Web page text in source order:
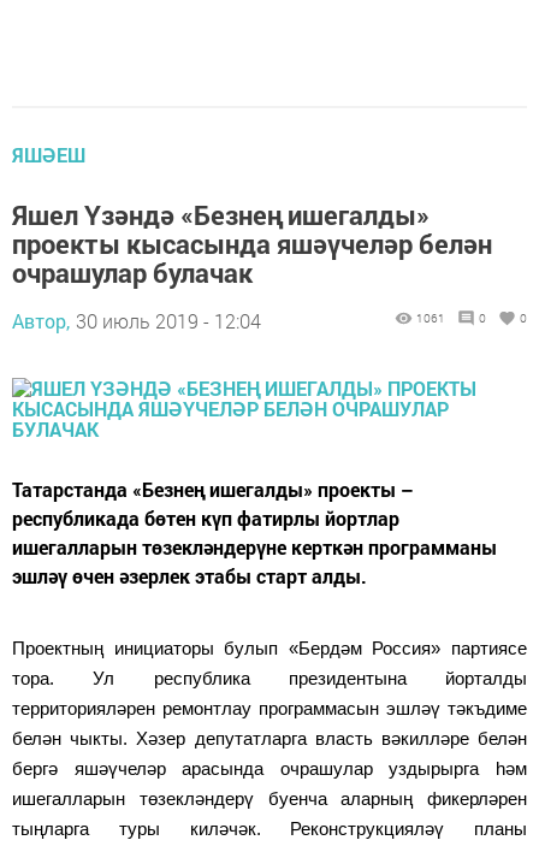
ЯШӘЕШ
Яшел Үзәндә «Безнең ишегалды»
проекты кысасында яшәүчеләр белән
очрашулар булачак
Автор, 30 июль 2019 - 12:04 1061 0 0
Татарстанда «Безнең ишегалды» проекты –
республикада бөтен күп фатирлы йортлар
ишегалларын төзекләндерүне керткән программаны
эшләү өчен әзерлек этабы старт алды.
Проектның инициаторы булып «БердәмРоссия» партиясе
тора. Ул республикапрезидентына йорталды
территорияләрен ремонтлау программасын эшләү тәкъдиме
белән чыкты. Хәзер депутатларга власть вәкилләре белән
бергә яшәүчеләр арасында очрашулар уздырырга һәм
ишегалларын төзекләндерү буенча аларның фикерләрен
тыңларга туры киләчәк. Реконструкцияләү планы